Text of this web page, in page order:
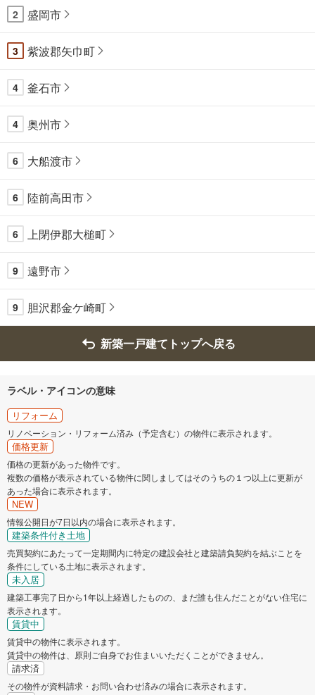
2 盛岡市
3 紫波郡矢巾町
4 釜石市
4 奥州市
6 大船渡市
6 陸前高田市
6 上閉伊郡大槌町
9 遠野市
9 胆沢郡金ケ崎町
新築一戸建てトップへ戻る
ラベル・アイコンの意味
リフォーム
リノベーション・リフォーム済み（予定含む）の物件に表示されます。
価格更新
価格の更新があった物件です。
複数の価格が表示されている物件に関しましてはそのうちの１つ以上に更新が
あった場合に表示されます。
NEW
情報公開日が7日以内の場合に表示されます。
建築条件付き土地
売買契約にあたって一定期間内に特定の建設会社と建築請負契約を結ぶことを
条件にしている土地に表示されます。
未入居
建築工事完了日から1年以上経過したものの、まだ誰も住んだことがない住宅に
表示されます。
賃貸中
賃貸中の物件に表示されます。
賃貸中の物件は、原則ご自身でお住まいいただくことができません。
請求済
その物件が資料請求・お問い合わせ済みの場合に表示されます。